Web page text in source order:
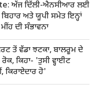
ਅੱਜ ਦਿੱਲੀ-ਐਨਸੀਆਰ ਲਈ
ਅਤੇ ਯੂਪੀ ਸਮੇਤ ਇਨ੍ਹਾਂ
ਦੀ ਸੰਭਾਵਨਾ
ਤੋਂ ਵੱਡਾ ਝਟਕਾ, ਬਾਲਰੂਮ ਦੇ
ਕਿਹਾ- 'ਤੁਸੀ ਵ੍ਹਾਈਟ
ਕਿਰਾਏਦਾਰ ਹੋ'